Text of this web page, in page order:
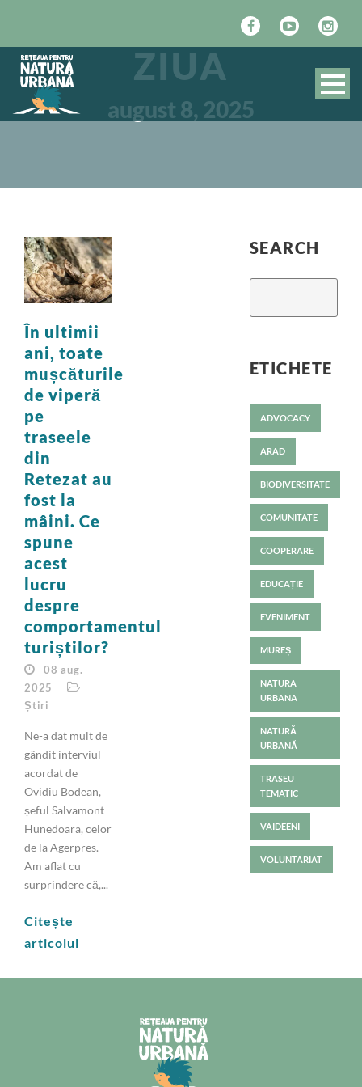
ZIUA
august 8, 2025
În ultimii
ani, toate
mușcăturile
de viperă
pe
traseele
din
Retezat au
fost la
mâini. Ce
spune
acest
lucru
despre
comportamentul
turiștilor?
08 aug.
2025
Știri
Ne-a dat mult de
gândit interviul
acordat de
Ovidiu Bodean,
șeful Salvamont
Hunedoara, celor
de la Agerpres.
Am aflat cu
surprindere că,...
Citește
articolul
SEARCH
ETICHETE
ADVOCACY
ARAD
BIODIVERSITATE
COMUNITATE
COOPERARE
EDUCAȚIE
EVENIMENT
MUREȘ
NATURA
URBANA
NATURĂ
URBANĂ
TRASEU
TEMATIC
VAIDEENI
VOLUNTARIAT